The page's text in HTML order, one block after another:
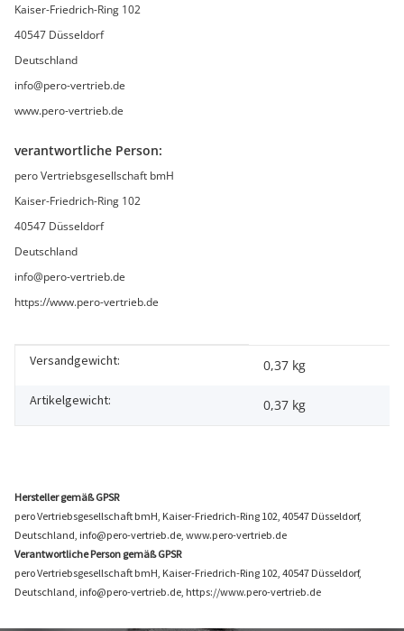
Kaiser-Friedrich-Ring 102
40547 Düsseldorf
Deutschland
info@pero-vertrieb.de
www.pero-vertrieb.de
verantwortliche Person:
pero Vertriebsgesellschaft bmH
Kaiser-Friedrich-Ring 102
40547 Düsseldorf
Deutschland
info@pero-vertrieb.de
https://www.pero-vertrieb.de
Produkteigenschaft
Wert
Versandgewicht: 0,37 kg
Artikelgewicht: 0,37 kg
Hersteller gemäß GPSR
pero Vertriebsgesellschaft bmH, Kaiser-Friedrich-Ring 102, 40547 Düsseldorf,
Deutschland, info@pero-vertrieb.de, www.pero-vertrieb.de
Verantwortliche Person gemäß GPSR
pero Vertriebsgesellschaft bmH, Kaiser-Friedrich-Ring 102, 40547 Düsseldorf,
Deutschland, info@pero-vertrieb.de, https://www.pero-vertrieb.de